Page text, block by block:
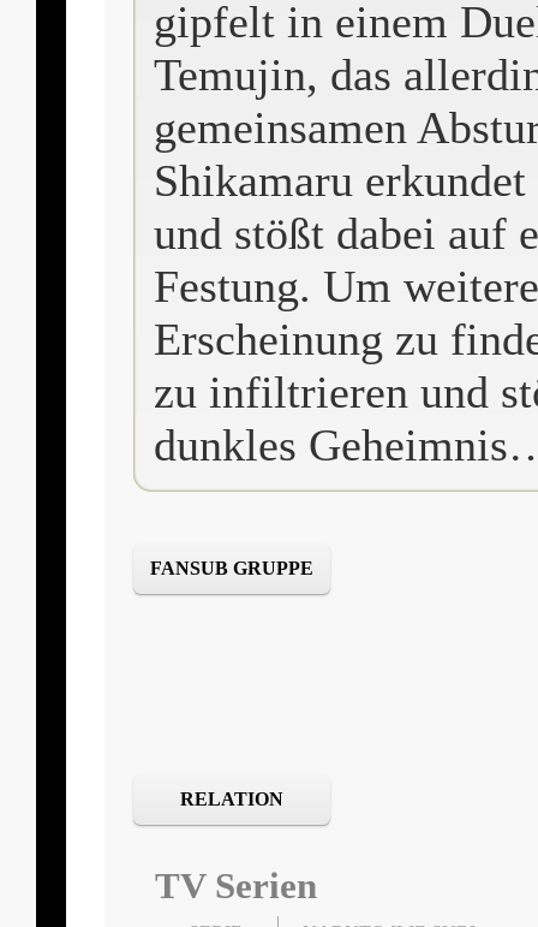
gipfelt in einem
Temujin, das
gemeinsamen
Shikamaru
und stößt dabei auf
Festung. Um
Erscheinung zu
zu infiltrieren und
dunkles
FANSUB GRUPPE
RELATION
TV Serien